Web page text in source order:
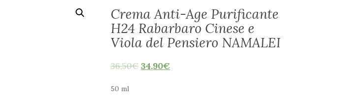
Crema Anti-Age Purificante
H24 Rabarbaro Cinese e
Viola del Pensiero NAMALEI
36,50€ 34,90€
50 ml